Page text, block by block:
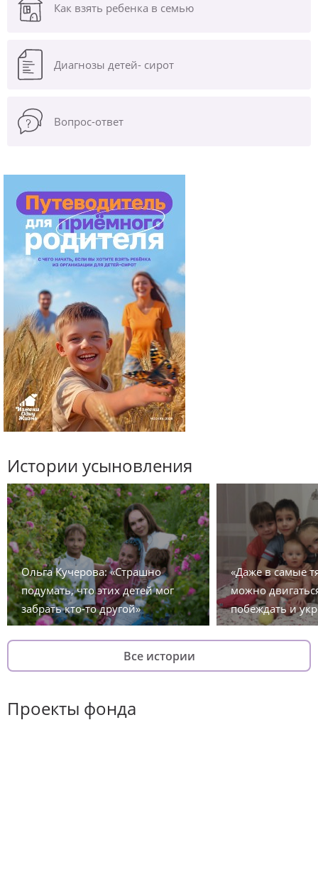
Как взять ребенка в семью
Диагнозы детей- сирот
Вопрос-ответ
Истории усыновления
Ольга Кучерова: «Страшно
подумать, что этих детей мог
забрать кто-то другой»
«Даже в самые
можно
побеждать и
Все истории
Проекты фонда